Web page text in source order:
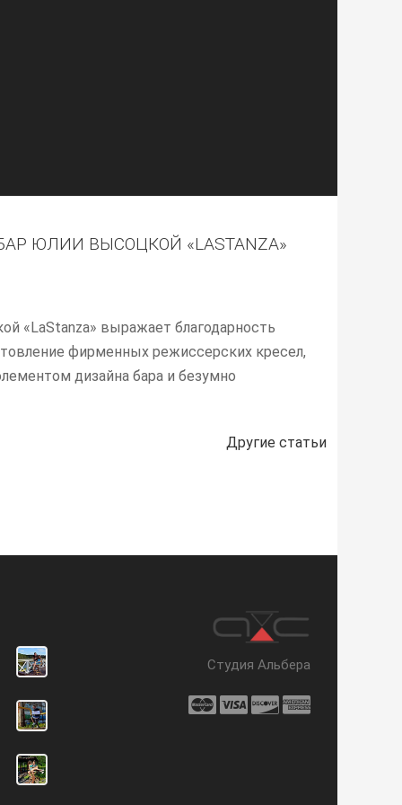
ЮЛИИ ВЫСОЦКОЙ «LASTANZA»
«LaStanza» выражает благодарность
фирменных режиссерских кресел,
дизайна бара и безумно
Другие статьи
Студия Альбера